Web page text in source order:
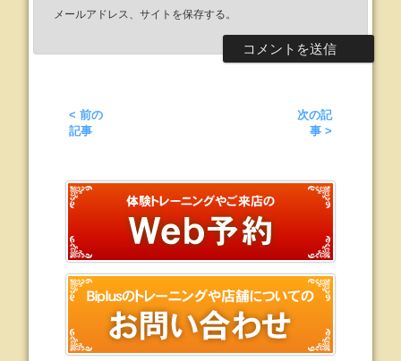
メールアドレス、サイトを保存する。
< 前の
記事
次の記
事 >